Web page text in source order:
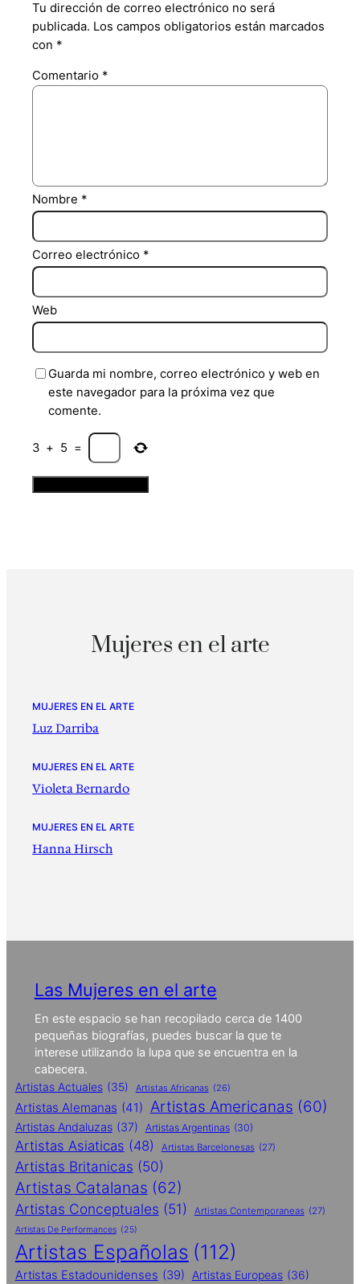
Tu dirección de correo electrónico no será
publicada. Los campos obligatorios están marcados
con *
Comentario *
Nombre *
Correo electrónico *
Web
Guarda mi nombre, correo electrónico y web en
este navegador para la próxima vez que
comente.
3 + 5 =
Mujeres en el arte
MUJERES EN EL ARTE
Luz Darriba
MUJERES EN EL ARTE
Violeta Bernardo
MUJERES EN EL ARTE
Hanna Hirsch
Las Mujeres en el arte
En este espacio se han recopilado cerca de 1400
pequeñas biografías, puedes buscar la que te
interese utilizando la lupa que se encuentra en la
cabecera.
Artistas Actuales (35) Artistas Africanas (26)
Artistas Alemanas (41) Artistas Americanas (60)
Artistas Andaluzas (37) Artistas Argentinas (30)
Artistas Asiaticas (48) Artistas Barcelonesas (27)
Artistas Britanicas (50)
Artistas Catalanas (62)
Artistas Conceptuales (51) Artistas Contemporaneas (27)
Artistas De Performances (25)
Artistas Españolas (112)
Artistas Estadounidenses (39) Artistas Europeas (36)